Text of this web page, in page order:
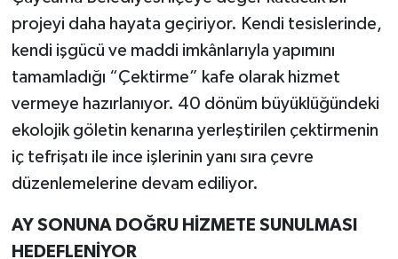
projeyi daha hayata geçiriyor. Kendi tesislerinde,
kendi işgücü ve maddi imkânlarıyla yapımını
tamamladığı “Çektirme” kafe olarak hizmet
vermeye hazırlanıyor. 40 dönüm büyüklüğündeki
ekolojik göletin kenarına yerleştirilen çektirmenin
iç tefrişatı ile ince işlerinin yanı sıra çevre
düzenlemelerine devam ediliyor.
AY SONUNA DOĞRU HİZMETE SUNULMASI
HEDEFLENİYOR
Gökçebey
GÜNDEM
İş ilanı
Kilimli
Kültür - Sanat